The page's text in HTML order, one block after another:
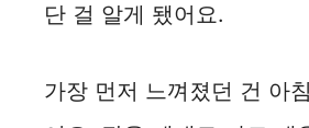
단 걸 알게 됐어요.
가장 먼저 느껴졌던 건 아